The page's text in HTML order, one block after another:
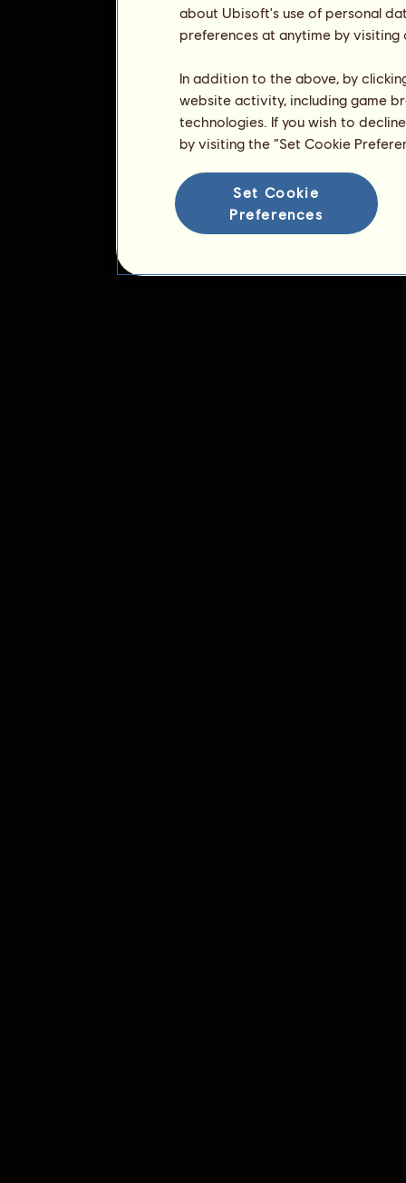
about Ubisoft's use of personal
preferences at anytime by
In addition to the above, by
website activity, including game
technologies. If you wish to
by visiting the “Set Cookie
Set Cookie
Preferences